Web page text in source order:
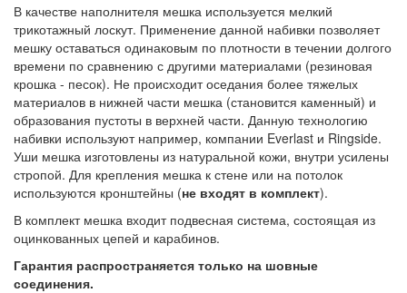
В качестве наполнителя мешка используется мелкий
трикотажный лоскут. Применение данной набивки позволяет
мешку оставаться одинаковым по плотности в течении долгого
времени по сравнению с другими материалами (резиновая
крошка - песок). Не происходит оседания более тяжелых
материалов в нижней части мешка (становится каменный) и
образования пустоты в верхней части. Данную технологию
набивки используют например, компании Everlast и Ringside.
Уши мешка изготовлены из натуральной кожи, внутри усилены
стропой. Для крепления мешка к стене или на потолок
используются кронштейны (не входят в комплект).
В комплект мешка входит подвесная система, состоящая из
оцинкованных цепей и карабинов.
Гарантия распространяется только на шовные
соединения.